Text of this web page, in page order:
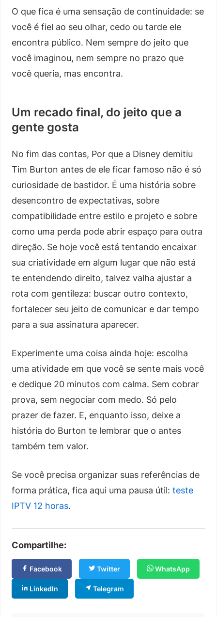
O que fica é uma sensação de continuidade: se
você é fiel ao seu olhar, cedo ou tarde ele
encontra público. Nem sempre do jeito que
você imaginou, nem sempre no prazo que
você queria, mas encontra.
Um recado final, do jeito que a
gente gosta
No fim das contas, Por que a Disney demitiu
Tim Burton antes de ele ficar famoso não é só
curiosidade de bastidor. É uma história sobre
desencontro de expectativas, sobre
compatibilidade entre estilo e projeto e sobre
como uma perda pode abrir espaço para outra
direção. Se hoje você está tentando encaixar
sua criatividade em algum lugar que não está
te entendendo direito, talvez valha ajustar a
rota com gentileza: buscar outro contexto,
fortalecer seu jeito de comunicar e dar tempo
para a sua assinatura aparecer.
Experimente uma coisa ainda hoje: escolha
uma atividade em que você se sente mais você
e dedique 20 minutos com calma. Sem cobrar
prova, sem negociar com medo. Só pelo
prazer de fazer. E, enquanto isso, deixe a
história do Burton te lembrar que o antes
também tem valor.
Se você precisa organizar suas referências de
forma prática, fica aqui uma pausa útil: teste
IPTV 12 horas.
Compartilhe:
Facebook Twitter WhatsApp
LinkedIn Telegram